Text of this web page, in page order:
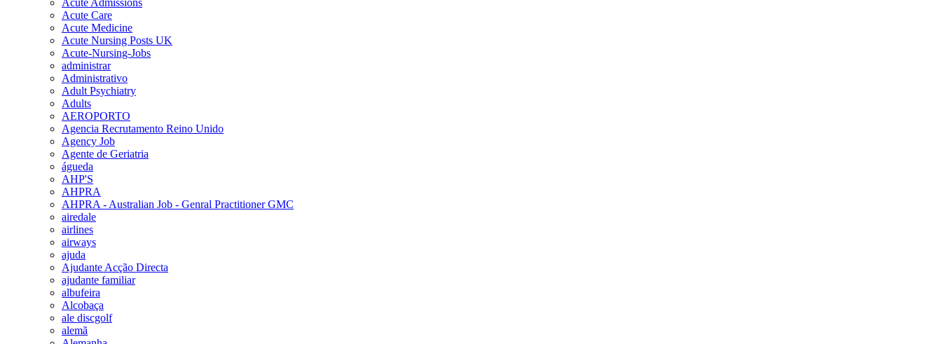
Acute Care
Acute Medicine
Acute Nursing Posts UK
Acute-Nursing-Jobs
administrar
Administrativo
Adult Psychiatry
Adults
AEROPORTO
Agencia Recrutamento Reino Unido
Agency Job
Agente de Geriatria
águeda
AHP'S
AHPRA
AHPRA - Australian Job - Genral Practitioner GMC
airedale
airlines
airways
ajuda
Ajudante Acção Directa
ajudante familiar
albufeira
Alcobaça
ale discgolf
alemã